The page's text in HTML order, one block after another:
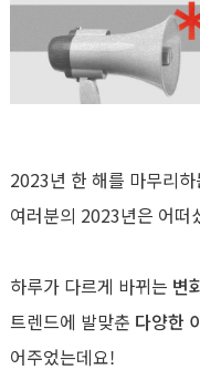
2023년 한 해를 마무리
여러분의 2023년은 어떠
하루가 다르게 바뀌는 변
트렌드에 발맞춘 다양한
어주었는데요!